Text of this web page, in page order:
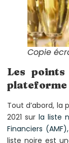
Copie
Les
plateforme
Tout d’abord, la
2021 surla liste
Financiers
liste noire est